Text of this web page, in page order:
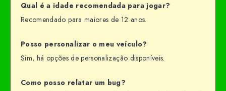
Qual é a idade recomendada para jogar?
Recomendado para maiores de 12 anos.
Posso personalizar o meu veículo?
Sim, há opções de personalização disponíveis.
Como posso relatar um bug?